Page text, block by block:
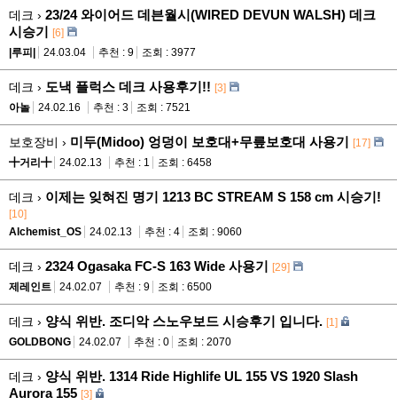
데크 › 23/24 와이어드 데븐월시(WIRED DEVUN WALSH) 데크
시승기 [6]
|루피|
24.03.04 추천 : 9 조회 : 3977
데크 › 도낵 플럭스 데크 사용후기!! [3]
아놀
24.02.16 추천 : 3 조회 : 7521
보호장비 › 미두(Midoo) 엉덩이 보호대+무릎보호대 사용기 [17]
╋거리╋
24.02.13 추천 : 1 조회 : 6458
데크 › 이제는 잊혀진 명기 1213 BC STREAM S 158 cm 시승기!
[10]
Alchemist_OS
24.02.13 추천 : 4 조회 : 9060
데크 › 2324 Ogasaka FC-S 163 Wide 사용기 [29]
제레인트
24.02.07 추천 : 9 조회 : 6500
데크 › 양식 위반. 조디악 스노우보드 시승후기 입니다. [1]
GOLDBONG
24.02.07 추천 : 0 조회 : 2070
데크 › 양식 위반. 1314 Ride Highlife UL 155 VS 1920 Slash
Aurora 155 [3]